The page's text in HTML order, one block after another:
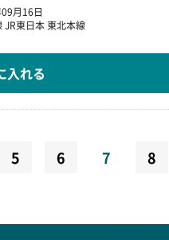
月16日
JR東日本 東北本線
入れる
5 6 7 8